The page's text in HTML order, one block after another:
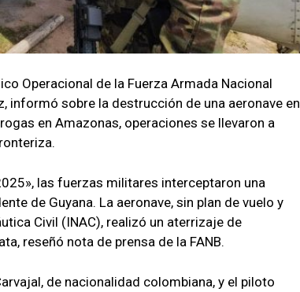
Operacional de la Fuerza Armada Nacional
informó sobre la destrucción de una aeronave en
en Amazonas, operaciones se llevaron a
las fuerzas militares interceptaron una
de Guyana. La aeronave, sin plan de vuelo y
Civil (INAC), realizó un aterrizaje de
reseñó nota de prensa de la FANB.
de nacionalidad colombiana, y el piloto